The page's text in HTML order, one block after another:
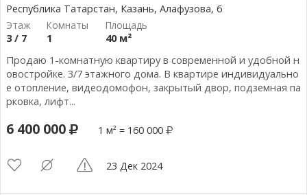
Республика Татарстан, Казань, Алафузова, 6
3 / 7 1
40 м²
Продаю 1-комнатную квартиру в современной и удобной н
овостройке. 3/7 этажного дома. В квартире индивидуально
е отопление, видеодомофон, закрытый двор, подземная па
рковка, лифт...
6 400 000 1 м² = 160 000
23 Дек 2024